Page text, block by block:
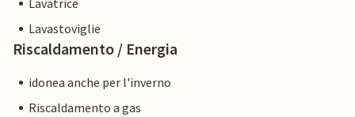
Lavatrice
Lavastoviglie
Riscaldamento / Energia
idonea anche per l'inverno
Riscaldamento a gas